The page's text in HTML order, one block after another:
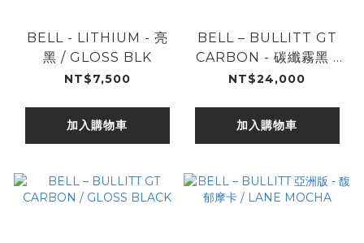
BELL - LITHIUM - 亮
黑 / GLOSS BLK
NT$7,500
加入購物車
BELL – BULLITT GT
CARBON - 碳纖霧黑 /
CARBON MATTE
NT$24,000
加入購物車